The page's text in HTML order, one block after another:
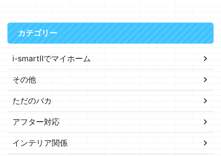
カテゴリー
i-smartⅡでマイホーム
その他
ただのバカ
アフター対応
インテリア関係